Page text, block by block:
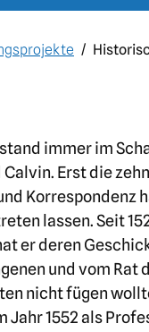
immer im
Erst die
Korrespondenz
lassen. Seit
er deren
und vom
nicht fügen
Jahr 1552 als